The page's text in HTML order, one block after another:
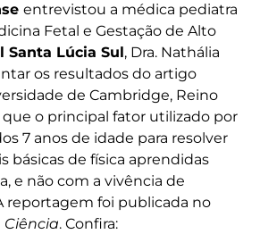
entrevistou a médica pediatra
Fetal e Gestação de Alto
Santa Lúcia Sul, Dra. Nathália
os resultados do artigo
de Cambridge, Reino
o principal fator utilizado por
7 anos de idade para resolver
básicas de física aprendidas
e não com a vivência de
reportagem foi publicada no
Ciência. Confira: